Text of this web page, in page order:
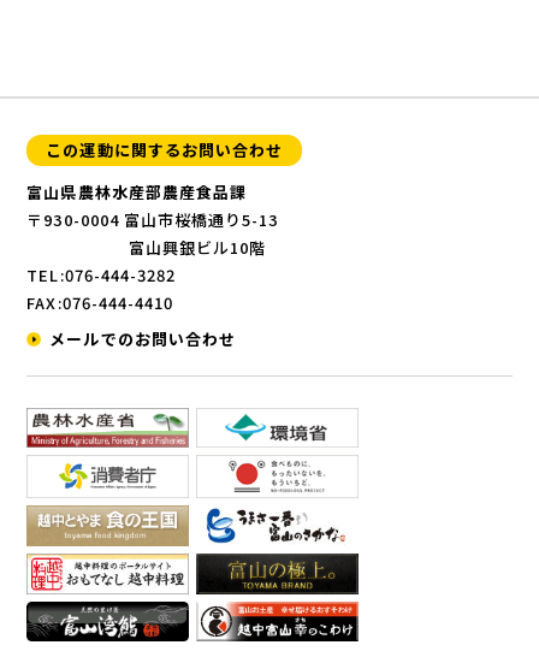
この運動に関するお問い合わせ
富山県農林水産部農産食品課
〒930-0004 富山市桜橋通り5-13
富山興銀ビル10階
TEL:076-444-3282
FAX:076-444-4410
メールでのお問い合わせ